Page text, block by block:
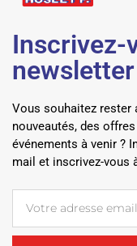
Inscrivez-
newsletter
Vous souhaitez rester
nouveautés, des
événements à venir ?
mail et inscrivez-vous